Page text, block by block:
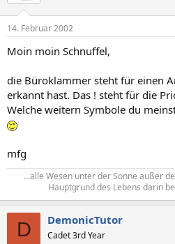
14. Februar 2002
Moin moin Schnuffel,
die Büroklammer steht für einen
erkannt hast. Das ! steht für die
Welche weitern Symbole du
mfg
...alle Wesen unter der Sonne außer
Hauptgrund des Lebens darin
D DemonicTutor
Cadet 3rd Year